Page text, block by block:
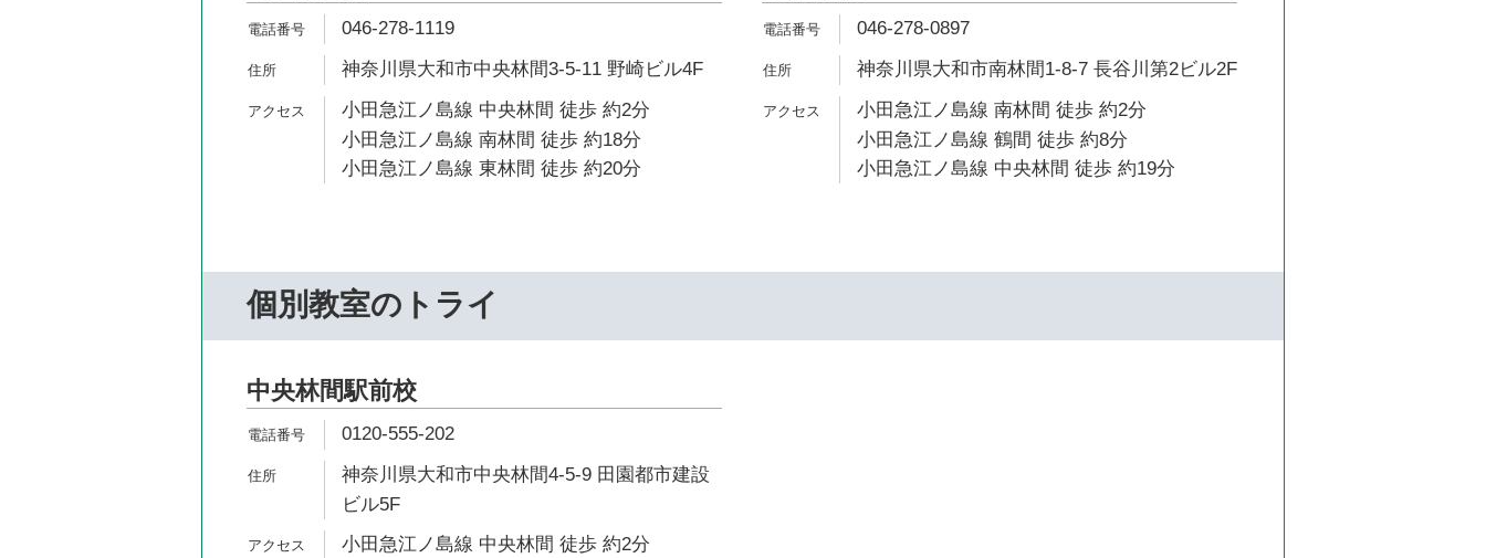
046-278-1119
神奈川県大和市中央林間3-5-11 野崎ビル4F
小田急江ノ島線 中央林間 徒歩 約2分
小田急江ノ島線 南林間 徒歩 約18分
小田急江ノ島線 東林間 徒歩 約20分
046-278-0897
神奈川県大和市南林間1-8-7 長谷川第2ビル2F
小田急江ノ島線 南林間 徒歩 約2分
小田急江ノ島線 鶴間 徒歩 約8分
小田急江ノ島線 中央林間 徒歩 約19分
個別教室のトライ
中央林間駅前校
0120-555-202
神奈川県大和市中央林間4-5-9 田園都市建設
ビル5F
小田急江ノ島線 中央林間 徒歩 約2分